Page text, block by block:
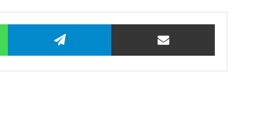
WhatsApp Telegram Compartir por correo